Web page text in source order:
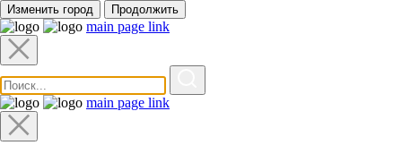
Изменить город Продолжить
main page link
main page link